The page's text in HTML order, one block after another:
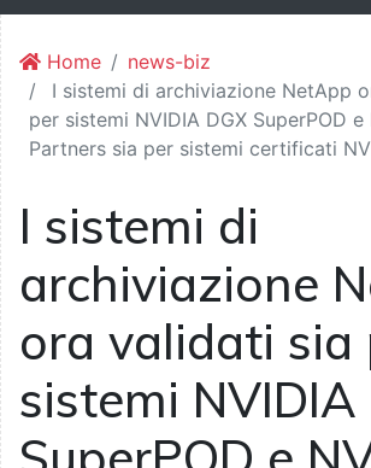
Home
news-biz
I sistemi di archiviazione NetApp
per sistemi NVIDIA DGX SuperPOD
Partners sia per sistemi certificati
I sistemi di
archiviazione
ora validati sia
sistemi NVIDIA